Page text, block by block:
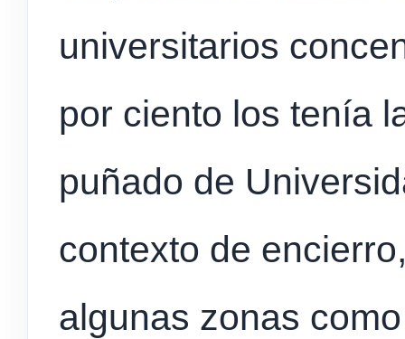
universitarios
por ciento los tenía
puñado de
contexto de
algunas zonas